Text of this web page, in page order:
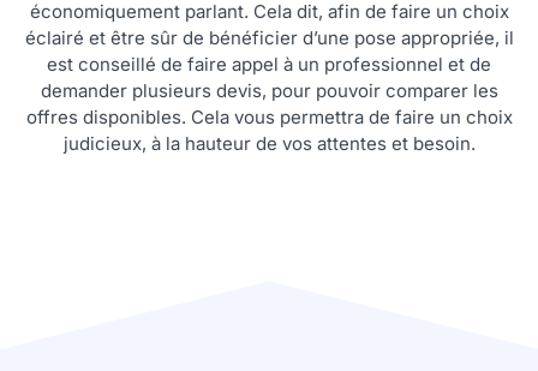
économiquement parlant. Cela dit, afin de faire un choix
éclairé et être sûr de bénéficier d’une pose appropriée, il
est conseillé de faire appel à un professionnel et de
demander plusieurs devis, pour pouvoir comparer les
offres disponibles. Cela vous permettra de faire un choix
judicieux, à la hauteur de vos attentes et besoin.